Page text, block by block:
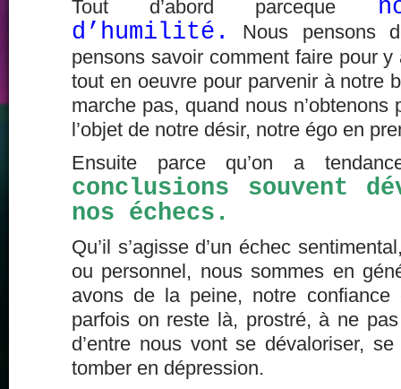
Tout d’abord parceque
d’humilité.
Nous pensons
pensons savoir comment faire pour
tout en oeuvre pour parvenir à notre
marche pas, quand nous n’obtenons
l’objet de notre désir, notre égo en
Ensuite parce qu’on a
conclusions souvent
nos échecs.
Qu’il s’agisse d’un échec
ou personnel, nous sommes en
avons de la peine, notre confiance
parfois on reste là, prostré, à ne
d’entre nous vont se dévaloriser,
tomber en dépression.